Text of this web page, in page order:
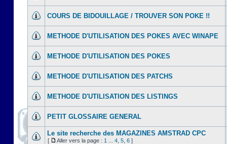
COURS DE BIDOUILLAGE / TROUVER SON POKE !!
METHODE D'UTILISATION DES POKES AVEC WINAPE
METHODE D'UTILISATION DES POKES
METHODE D'UTILISATION DES PATCHS
METHODE D'UTILISATION DES LISTINGS
PETIT GLOSSAIRE GENERAL
Le site recherche des MAGAZINES AMSTRAD CPC
[ Aller vers la page : 1 4 5 6 ]